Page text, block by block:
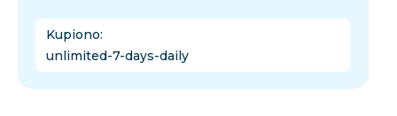
Kupiono:
unlimited-7-days-daily